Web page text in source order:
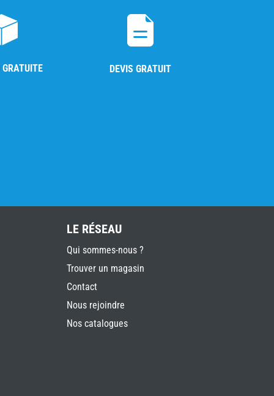
GRATUITE DEVIS GRATUIT
LE RÉSEAU
Qui sommes-nous ?
Trouver un magasin
Contact
Nous rejoindre
Nos catalogues